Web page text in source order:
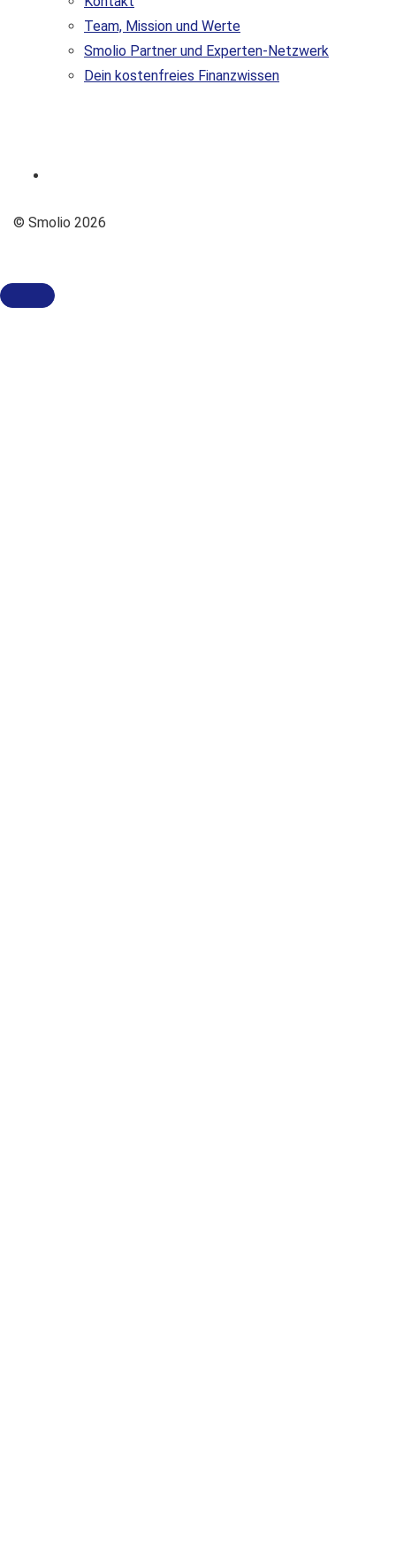
Team, Mission und Werte
Smolio Partner und Experten-Netzwerk
Dein kostenfreies Finanzwissen
© Smolio 2026